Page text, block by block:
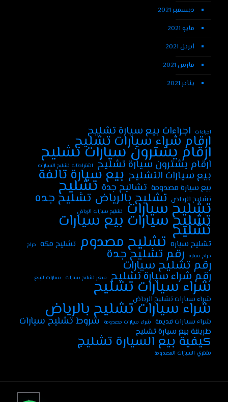
ديسمبر 2021
مايو 2021
أبريل 2021
مارس 2021
يناير 2021
اجراءات اجراءات بيع سيارة تشليح
ارقام شراء سيارات تشليح
ارقام يشترون سيارات تشليح
ارقام يشترون سيارة تشليح اشتراطات تشليح السيارات
بيع سيارات التشليح بيع سيارة تالفة
بيع سيارة مصدومة تشاليح جدة تشليح
تشليح الرياض تشليح بالرياض تشليح جده تشليح سيارات تشليح سيارات الرياض
تشليح سيارات بيع سيارات
تشليح
تشليح سياره تشليح مصدوم تشليح مكه حراج
حراج سيارة رقم تشليح جدة
رقم تشليح سيارات
رقم شراء سيارة تشليح سعر تشليح سيارات سيارات للبيع شراء سيارات تشليح
شراء سيارات تشليح الرياض
شراء سيارات تشليح بالرياض
شراء سيارات قديمة شراء سيارات مصدومة شروط تشليح سيارات
طريقة بيع سيارة تشليح
كيفية بيع السيارة تشليج
نشتري السيارات المصدومة